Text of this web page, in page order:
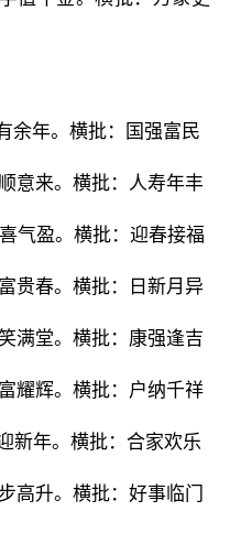
余年。横批：国强富民
意来。横批：人寿年丰
气盈。横批：迎春接福
贵春。横批：日新月异
满堂。横批：康强逢吉
耀辉。横批：户纳千祥
新年。横批：合家欢乐
高升。横批：好事临门